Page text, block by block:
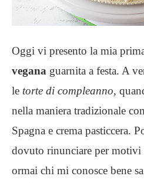
Oggi vi presento la mia
vegana guarnita a festa. A
le torte di compleanno,
nella maniera tradizionale
Spagna e crema pasticcera.
dovuto rinunciare per motivi
ormai chi mi conosce bene